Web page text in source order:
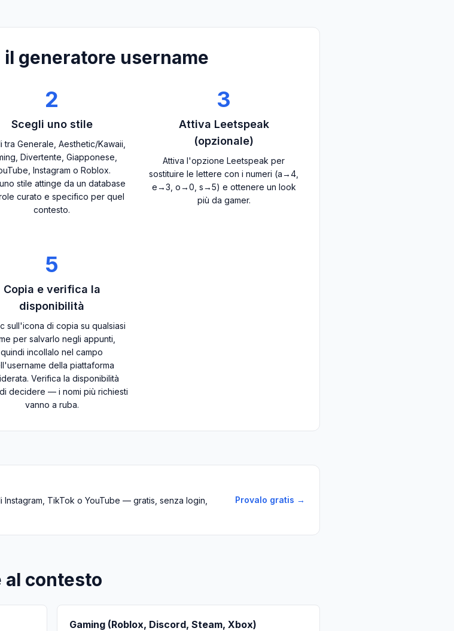
il generatore username
2
Scegli uno stile
tra Generale, Aesthetic/Kawaii,
Divertente, Giapponese,
Instagram o Roblox.
stile attinge da un database
curato e specifico per quel
contesto.
3
Attiva Leetspeak
(opzionale)
Attiva l'opzione Leetspeak per
sostituire le lettere con i numeri (a→4,
e→3, o→0, s→5) e ottenere un look
più da gamer.
5
Copia e verifica la
disponibilità
sull'icona di copia su qualsiasi
per salvarlo negli appunti,
quindi incollalo nel campo
della piattaforma
Verifica la disponibilità
decidere — i nomi più richiesti
vanno a ruba.
TikTok o YouTube — gratis, senza login,
Provalo gratis →
al contesto
Gaming (Roblox, Discord, Steam, Xbox)